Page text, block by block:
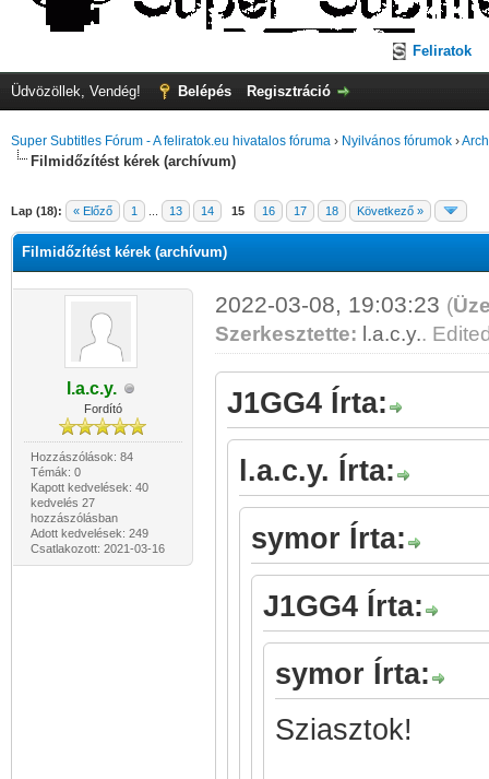
Feliratok
Üdvözöllek, Vendég! Belépés Regisztráció
Super Subtitles Fórum - A feliratok.eu hivatalos fóruma › Nyilvános fórumok ›
Filmidőzítést kérek (archívum)
Lap (18): « Előző 1 13 14 15 16 17 18 Következő »
Filmidőzítést kérek (archívum)
l.a.c.y.
Fordító
Hozzászólások: 84
Témák: 0
Kapott kedvelések: 40
kedvelés 27
hozzászólásban
Adott kedvelések: 249
Csatlakozott: 2021-03-16
2022-03-08, 19:03:23 (
Szerkesztette: l.a.c.y..
J1GG4 Írta:
l.a.c.y. Írta:
symor Írta:
J1GG4 Írta:
symor Írta:
Sziasztok!